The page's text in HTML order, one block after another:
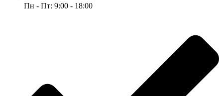
Пн - Пт: 9:00 - 18:00